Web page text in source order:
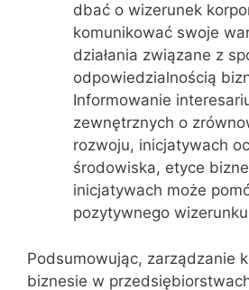
dbać o wizerunek
komunikować swoje
działania związane z
odpowiedzialnością
Informowanie
zewnętrznych o
rozwoju, inicjatywach
środowiska, etyce
inicjatywach może
pozytywnego
Podsumowując, zarządzanie
biznesie w